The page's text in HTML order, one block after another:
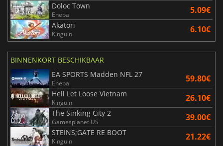
Doloc Town
Eneba 5.09€
Akatori
Kinguin 6.10€
BINNENKORT BESCHIKBAAR
EA SPORTS Madden NFL 27
Eneba 59.80€
Hell Let Loose Vietnam
Kinguin 26.10€
The Sinking City 2
Gamesplanet US 39.00€
STEINS;GATE RE BOOT
Kinguin 21.22€